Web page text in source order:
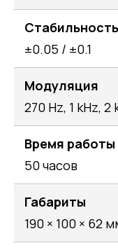
±0.05 / ±0.1
Модуляция
270 Hz, 1 kHz, 2
Время работы
50 часов
Габариты
190 × 100 × 62